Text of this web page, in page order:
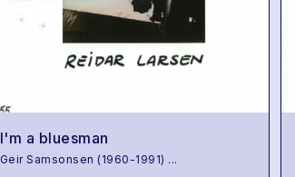
I'm a bluesman
Geir Samsonsen (1960-1991) ...